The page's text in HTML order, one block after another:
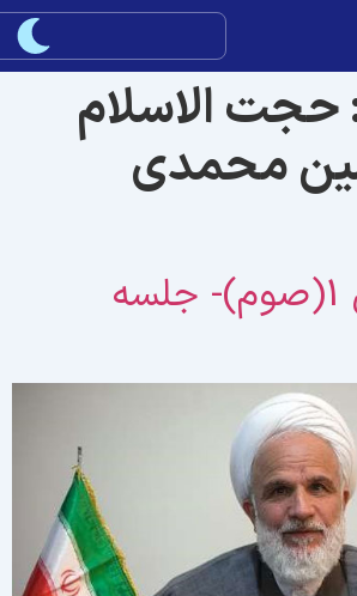
حجت الاسلام
محمدی
فقه تکمیلی 1(صوم)- جلسه